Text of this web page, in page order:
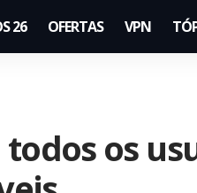
26 OFERTAS VPN
todos os